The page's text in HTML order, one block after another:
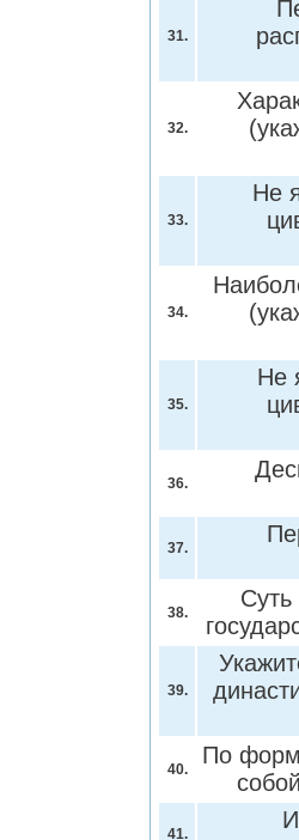
31.
32.
33.
Не
34.
35.
Не
36.
37.
38.
Суть
39.
40.
По
41.